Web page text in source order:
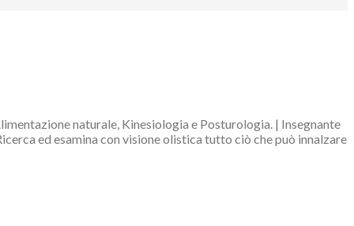
naturale, Kinesiologia e Posturologia. | Insegnante
ed esamina con visione olistica tutto ciò che può innalzare